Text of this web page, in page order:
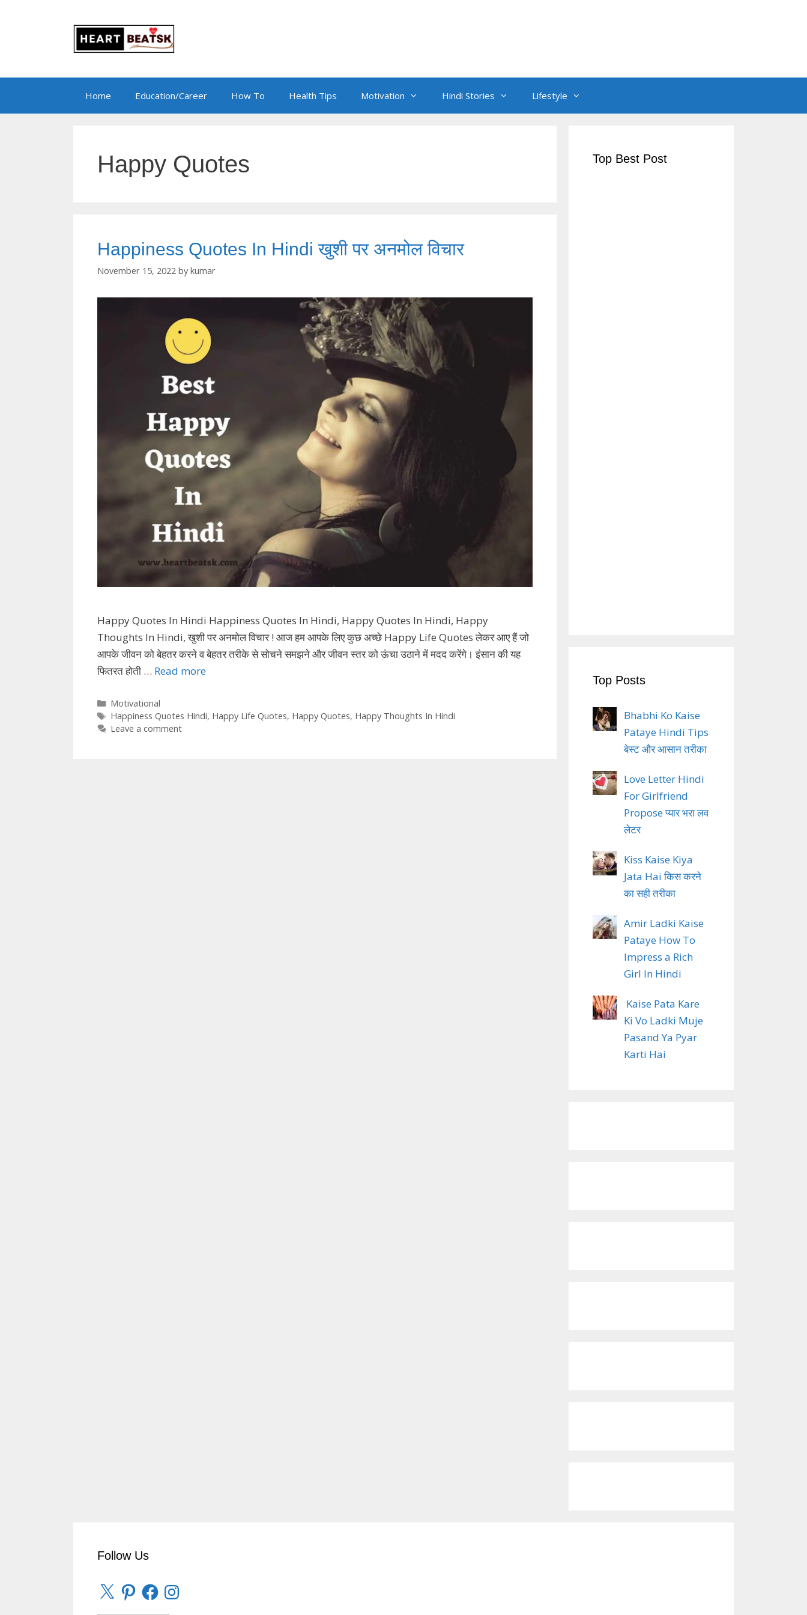
Home Education/Career How To Health Tips Motivation Hindi Stories Lifestyle
Happy Quotes
Happiness Quotes In Hindi खुशी पर अनमोल विचार
November 15, 2022 by kumar
Happy Quotes In Hindi Happiness Quotes In Hindi, Happy Quotes In Hindi, Happy
Thoughts In Hindi, खुशी पर अनमोल विचार ! आज हम आपके लिए कुछ अच्छे Happy Life Quotes लेकर आए हैं जो
आपके जीवन को बेहतर करने व बेहतर तरीके से सोचने समझने और जीवन स्तर को ऊंचा उठाने में मदद करेंगे। इंसान की यह
फितरत होती … Read more
Categories
Motivational
Tags
Happiness Quotes Hindi, Happy Life Quotes, Happy Quotes, Happy Thoughts In Hindi
Leave a comment
Top Best Post
Top Posts
Bhabhi Ko Kaise
Pataye Hindi Tips
बेस्ट और आसान तरीका
Love Letter Hindi
For Girlfriend
Propose प्यार भरा लव
लेटर
Kiss Kaise Kiya
Jata Hai किस करने
का सही तरीका
Amir Ladki Kaise
Pataye How To
Impress a Rich
Girl In Hindi
Kaise Pata Kare
Ki Vo Ladki Muje
Pasand Ya Pyar
Karti Hai
Follow Us
X PinterestFacebookInstagram